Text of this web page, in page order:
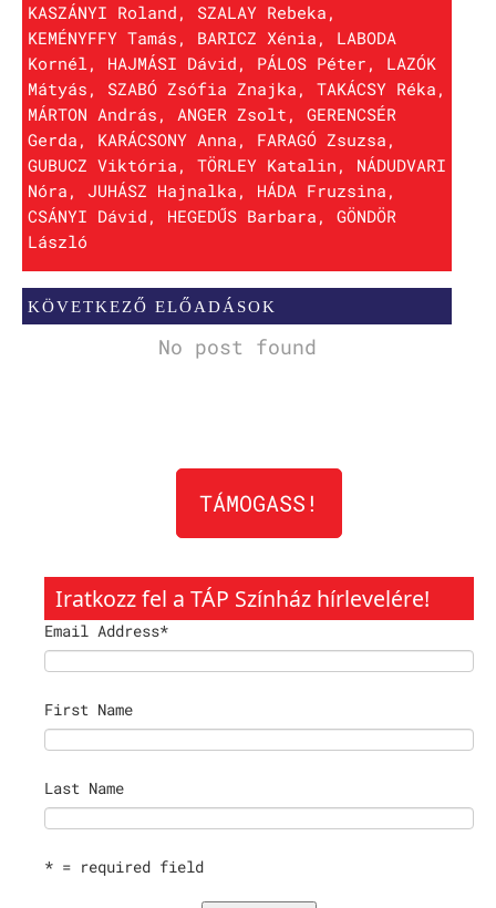
KASZÁNYI Roland, SZALAY Rebeka,
KEMÉNYFFY Tamás, BARICZ Xénia, LABODA
Kornél, HAJMÁSI Dávid, PÁLOS Péter, LAZÓK
Mátyás, SZABÓ Zsófia Znajka, TAKÁCSY Réka,
MÁRTON András, ANGER Zsolt, GERENCSÉR
Gerda, KARÁCSONY Anna, FARAGÓ Zsuzsa,
GUBUCZ Viktória, TÖRLEY Katalin, NÁDUDVARI
Nóra, JUHÁSZ Hajnalka, HÁDA Fruzsina,
CSÁNYI Dávid, HEGEDŰS Barbara, GÖNDÖR
László
KÖVETKEZŐ ELŐADÁSOK
No post found
TÁMOGASS!
Iratkozz fel a TÁP Színház hírlevelére!
Email Address*
First Name
Last Name
* = required field